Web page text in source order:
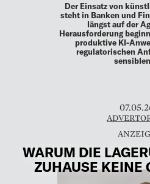
Der Einsatz von
steht in Banken und
längst auf der
Herausforderung
produktive KI-
regulatorischen
WARUM DIE
ZUHAUSE KEINE